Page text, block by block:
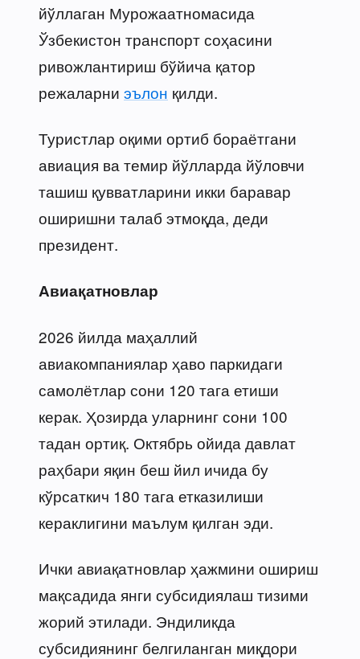
йўллаган Мурожаатномасида
Ўзбекистон транспорт соҳасини
ривожлантириш бўйича қатор
режаларни эълон қилди.
Туристлар оқими ортиб бораётгани
авиация ва темир йўлларда йўловчи
ташиш қувватларини икки баравар
оширишни талаб этмоқда, деди
президент.
Авиақатновлар
2026 йилда маҳаллий
авиакомпаниялар ҳаво паркидаги
самолётлар сони 120 тага етиши
керак. Ҳозирда уларнинг сони 100
тадан ортиқ. Октябрь ойида давлат
раҳбари яқин беш йил ичида бу
кўрсаткич 180 тага етказилиши
кераклигини маълум қилган эди.
Ички авиақатновлар ҳажмини ошириш
мақсадида янги субсидиялаш тизими
жорий этилади. Эндиликда
субсидиянинг белгиланган миқдори